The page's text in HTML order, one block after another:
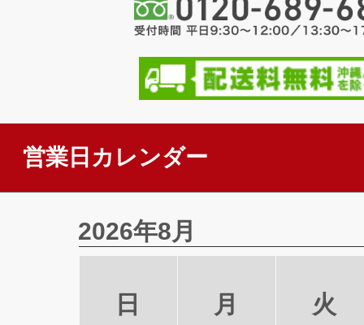
営業日カレンダー
2026年8月
日 月 火